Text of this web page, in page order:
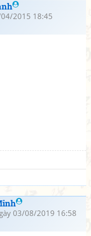
2015 18:45
03/08/2019 16:58